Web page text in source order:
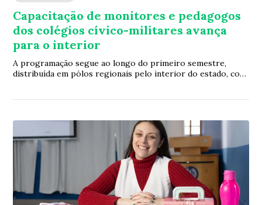
Capacitação de monitores e pedagogos
dos colégios cívico-militares avança
para o interior
A programação segue ao longo do primeiro semestre,
distribuída em pólos regionais pelo interior do estado, com